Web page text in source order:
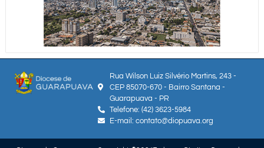
Rua Wilson Luiz Silvério Martins, 243 -
CEP 85070-670 - Bairro Santana -
Guarapuava - PR
Telefone: (42) 3623-5984
E-mail: contato@diopuava.org